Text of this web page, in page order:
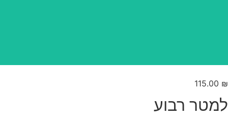
115.00 ₪
למטר רבוע